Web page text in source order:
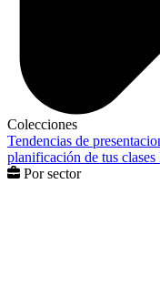
Colecciones
Tendencias de
planificación de tus clases
Por sector